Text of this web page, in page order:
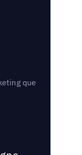
que